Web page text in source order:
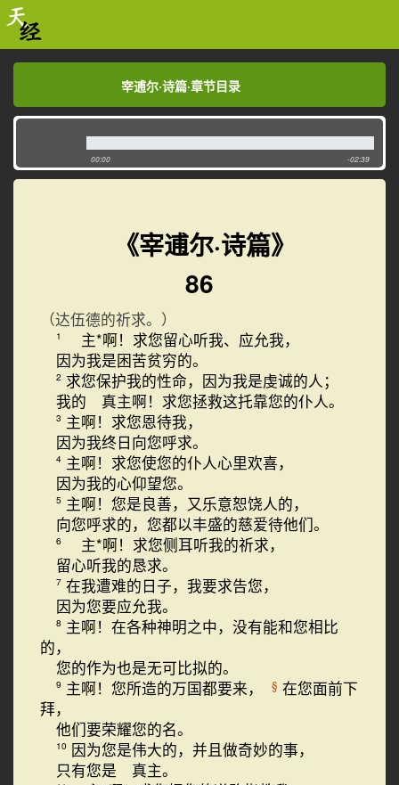
宰逋尔·诗篇·章节目录
宰逋尔·诗篇·章节目录
00:00 -02:39
《宰逋尔·诗篇》
86
（达伍德的祈求。）
1
主*啊！求您留心听我、应允我，
因为我是困苦贫穷的。
2 求您保护我的性命，因为我是虔诚的人；
我的 真主啊！求您拯救这托靠您的仆人。
3 主啊！求您恩待我，
因为我终日向您呼求。
4 主啊！求您使您的仆人心里欢喜，
因为我的心仰望您。
5 主啊！您是良善，又乐意恕饶人的，
向您呼求的，您都以丰盛的慈爱待他们。
6
主*啊！求您侧耳听我的祈求，
留心听我的恳求。
7 在我遭难的日子，我要求告您，
因为您要应允我。
8 主啊！在各种神明之中，没有能和您相比
的，
您的作为也是无可比拟的。
9 主啊！您所造的万国都要来， § 在您面前下
拜，
他们要荣耀您的名。
10 因为您是伟大的，并且做奇妙的事，
只有您是 真主。